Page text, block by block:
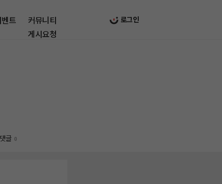
로그인
트
커뮤니티
게시요청
글 0